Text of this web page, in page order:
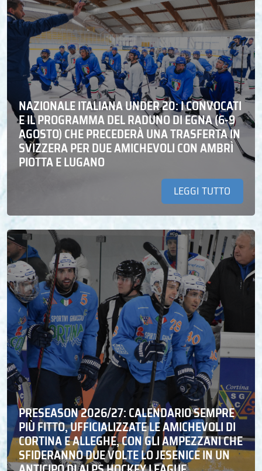
NAZIONALE ITALIANA UNDER 20: I CONVOCATI
E IL PROGRAMMA DEL RADUNO DI EGNA (6-9
AGOSTO) CHE PRECEDERÀ UNA TRASFERTA IN
SVIZZERA PER DUE AMICHEVOLI CON AMBRÌ
PIOTTA E LUGANO
LEGGI TUTTO
PRESEASON 2026/27: CALENDARIO SEMPRE
PIÙ FITTO, UFFICIALIZZATE LE AMICHEVOLI DI
CORTINA E ALLEGHE, CON GLI AMPEZZANI CHE
SFIDERANNO DUE VOLTE LO JESENICE IN UN